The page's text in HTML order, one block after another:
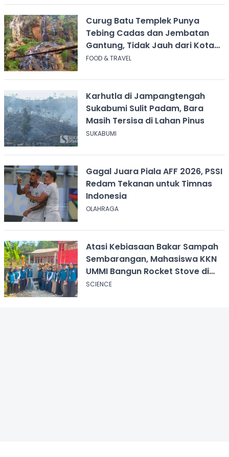
Curug Batu Templek Punya
Tebing Cadas dan Jembatan
Gantung, Tidak Jauh dari Kota
Bandung
FOOD & TRAVEL
Karhutla di Jampangtengah
Sukabumi Sulit Padam, Bara
Masih Tersisa di Lahan Pinus
SUKABUMI
Gagal Juara Piala AFF 2026, PSSI
Redam Tekanan untuk Timnas
Indonesia
OLAHRAGA
Atasi Kebiasaan Bakar Sampah
Sembarangan, Mahasiswa KKN
UMMI Bangun Rocket Stove di
Desa Pagelaran
SCIENCE